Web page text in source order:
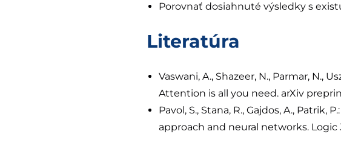
Porovnať dosiahnuté výsledky s
Literatúra
Vaswani, A., Shazeer, N., Parmar, N.,
Attention is all you need. arXiv
Pavol, S., Stana, R., Gajdos, A.,
approach and neural networks.